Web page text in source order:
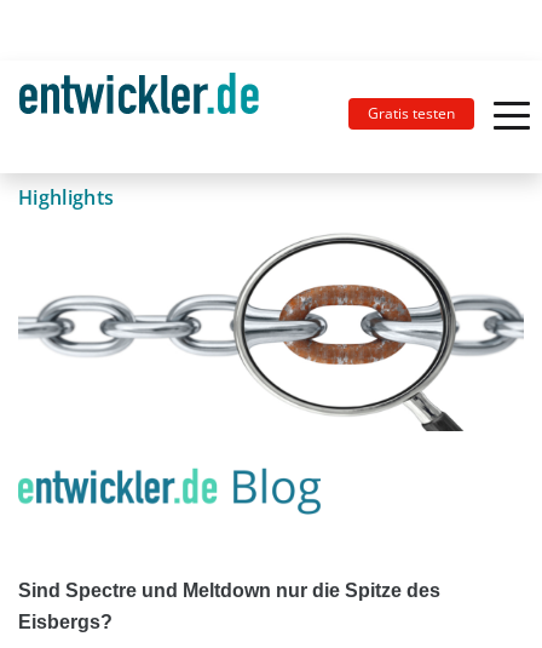
Gratis testen
Highlights
Sind Spectre und Meltdown nur die Spitze des
Eisbergs?